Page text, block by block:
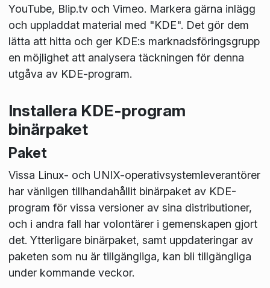
YouTube, Blip.tv och Vimeo. Markera gärna inlägg
och uppladdat material med "KDE". Det gör dem
lätta att hitta och ger KDE:s marknadsföringsgrupp
en möjlighet att analysera täckningen för denna
utgåva av KDE-program.
Installera KDE-program
binärpaket
Paket
Vissa Linux- och UNIX-operativsystemleverantörer
har vänligen tillhandahållit binärpaket av KDE-
program för vissa versioner av sina distributioner,
och i andra fall har volontärer i gemenskapen gjort
det. Ytterligare binärpaket, samt uppdateringar av
paketen som nu är tillgängliga, kan bli tillgängliga
under kommande veckor.